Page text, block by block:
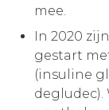
mee.
In 2020
gestart
(insuline
degludec).